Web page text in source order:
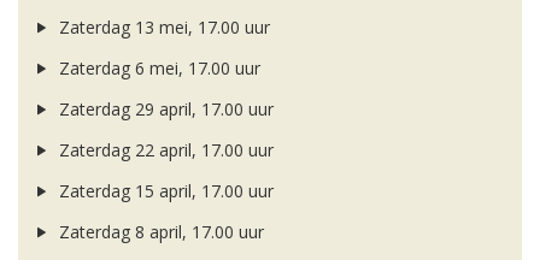
Zaterdag 13 mei, 17.00 uur
Zaterdag 6 mei, 17.00 uur
Zaterdag 29 april, 17.00 uur
Zaterdag 22 april, 17.00 uur
Zaterdag 15 april, 17.00 uur
Zaterdag 8 april, 17.00 uur